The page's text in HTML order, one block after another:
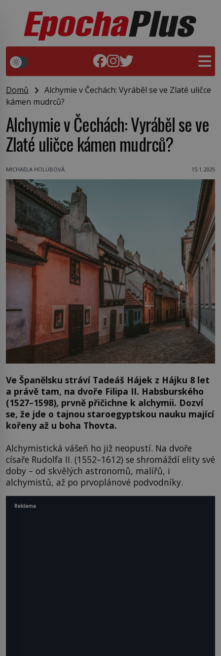
Domů
Alchymie v Čechách: Vyráběl se ve Zlaté uličce
kámen mudrců?
Alchymie v Čechách: Vyráběl se ve
Zlaté uličce kámen mudrců?
MICHAELA HOLUBOVÁ 15.1.2025
Ve Španělsku stráví Tadeáš Hájek z Hájku 8 let
a právě tam, na dvoře Filipa II. Habsburského
(1527–1598), prvně přičichne k alchymii. Dozví
se, že jde o tajnou staroegyptskou nauku mající
kořeny až u boha Thovta.
Alchymistická vášeň ho již neopustí. Na dvoře
císaře Rudolfa II. (1552–1612) se shromáždí elity své
doby – od skvělých astronomů, malířů, i
alchymistů, až po prvoplánové podvodníky.
Reklama